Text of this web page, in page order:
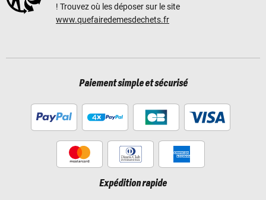
! Trouvez où les déposer sur le site
www.quefairedemesdechets.fr
Paiement simple et sécurisé
Expédition rapide